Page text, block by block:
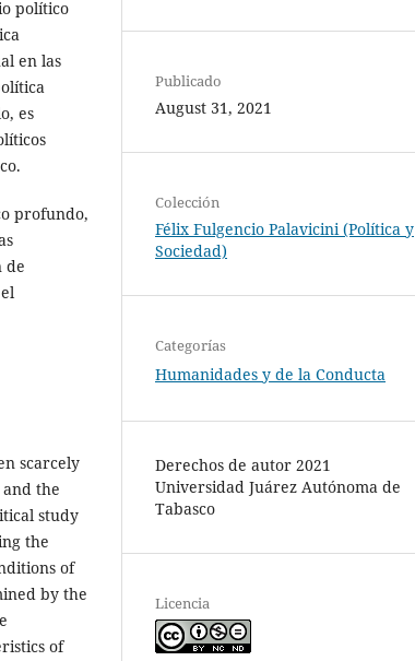
político
en las
es
profundo,
de
scarcely
the
study
the
of
by the
of
Publicado
August 31, 2021
Colección
Félix Fulgencio Palavicini (Política y
Sociedad)
Categorías
Humanidades y de la Conducta
Derechos de autor 2021
Universidad Juárez Autónoma de
Tabasco
Licencia